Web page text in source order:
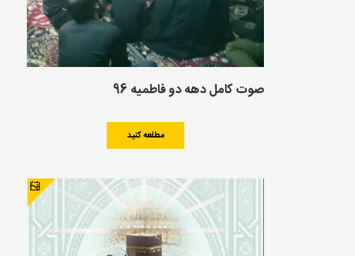
صوت کامل دهه دو فاطمیه 96
مطلعه کنید